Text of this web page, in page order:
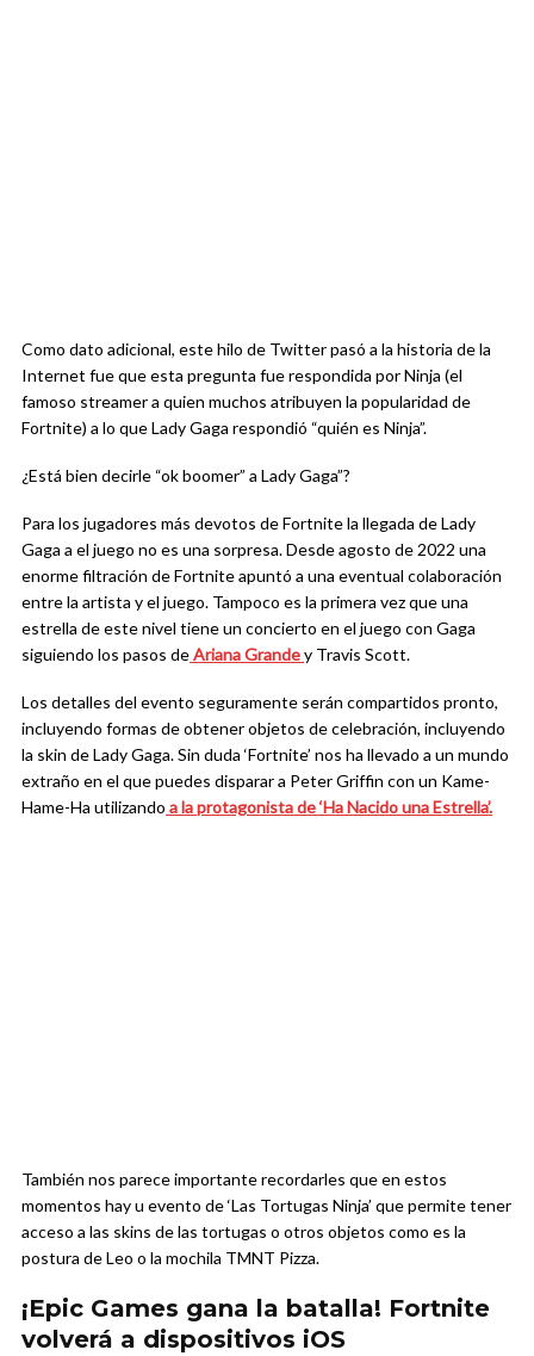
Como dato adicional, este hilo de Twitter pasó a la historia de la
Internet fue que esta pregunta fue respondida por Ninja (el
famoso streamer a quien muchos atribuyen la popularidad de
Fortnite) a lo que Lady Gaga respondió “quién es Ninja”.
¿Está bien decirle “ok boomer” a Lady Gaga”?
Para los jugadores más devotos de Fortnite la llegada de Lady
Gaga a el juego no es una sorpresa. Desde agosto de 2022 una
enorme filtración de Fortnite apuntó a una eventual colaboración
entre la artista y el juego. Tampoco es la primera vez que una
estrella de este nivel tiene un concierto en el juego con Gaga
siguiendo los pasos deAriana Grandey Travis Scott.
Los detalles del evento seguramente serán compartidos pronto,
incluyendo formas de obtener objetos de celebración, incluyendo
la skin de Lady Gaga. Sin duda ‘Fortnite’ nos ha llevado a un mundo
extraño en el que puedes disparar a Peter Griffin con un Kame-
Hame-Ha utilizando a la protagonista de ‘Ha Nacido una Estrella’.
También nos parece importante recordarles que en estos
momentos hay u evento de ‘Las Tortugas Ninja’ que permite tener
acceso a las skins de las tortugas o otros objetos como es la
postura de Leo o la mochila TMNT Pizza.
¡Epic Games gana la batalla! Fortnite
volverá a dispositivos iOS